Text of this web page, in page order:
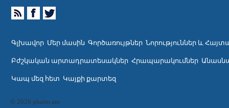
Գլխավոր Մեր մասին Գործառույթներ Նորություններ և
Բժշկական արտադրատեսակներ Հրապարակումներ
Կապ մեզ հետ Կայքի քարտեզ
© 2026 pharm.am